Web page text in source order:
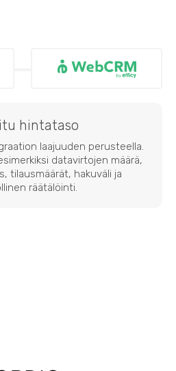
hintataso
laajuuden perusteella.
datavirtojen määrä,
tilausmäärät, hakuväli ja
räätälöinti.